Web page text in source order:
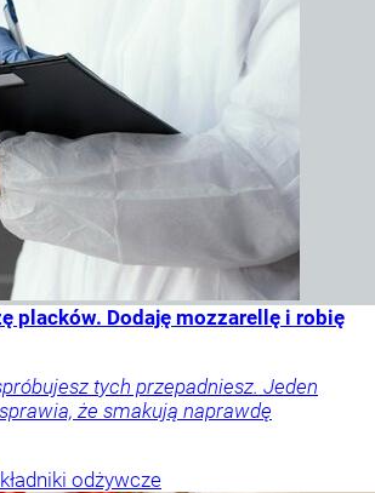
placków. Dodaję mozzarellę i robię
tych przepadniesz. Jeden
że smakują naprawdę
odżywcze